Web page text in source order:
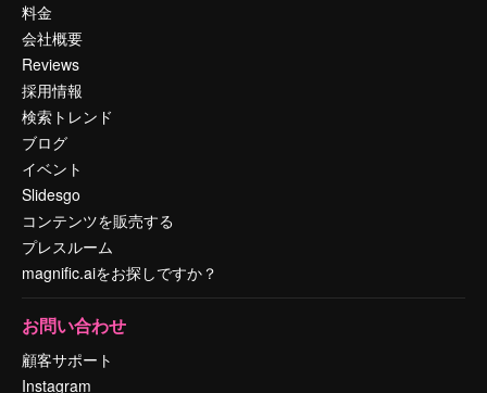
料金
会社概要
Reviews
採用情報
検索トレンド
ブログ
イベント
Slidesgo
コンテンツを販売する
プレスルーム
magnific.aiをお探しですか？
お問い合わせ
顧客サポート
Instagram